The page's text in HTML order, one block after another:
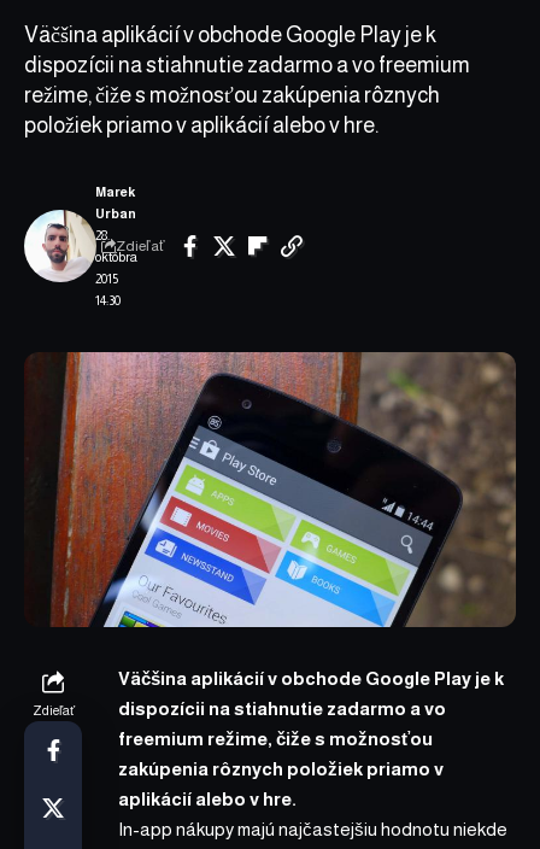
Väčšina aplikácií v obchode Google Play je k
dispozícii na stiahnutie zadarmo a vo freemium
režime, čiže s možnosťou zakúpenia rôznych
položiek priamo v aplikácií alebo v hre.
28.
októbra
2015
14:30
Marek
Urban
Zdieľať
Zdieľať
Väčšina aplikácií v obchode Google Play je k
dispozícii na stiahnutie zadarmo a vo
freemium režime, čiže s možnosťou
zakúpenia rôznych položiek priamo v
aplikácií alebo v hre.
In-app nákupy majú najčastejšiu hodnotu niekde